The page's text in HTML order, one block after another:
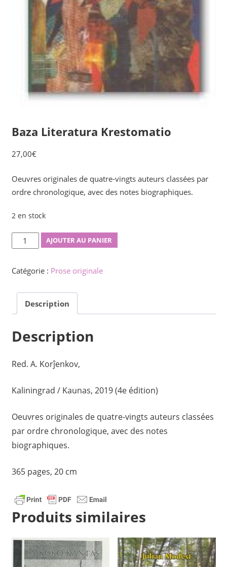
Baza Literatura Krestomatio
27,00€
Oeuvres originales de quatre-vingts auteurs classées par
ordre chronologique, avec des notes biographiques.
2 en stock
quantité
de
Literatura
Krestomatio
AJOUTER AU PANIER
Catégorie : Prose originale
Description
Description
Red. A. Korĵenkov,
Kaliningrad / Kaunas, 2019 (4e édition)
Oeuvres originales de quatre-vingts auteurs classées
par ordre chronologique, avec des notes
biographiques.
365 pages, 20 cm
Produits similaires